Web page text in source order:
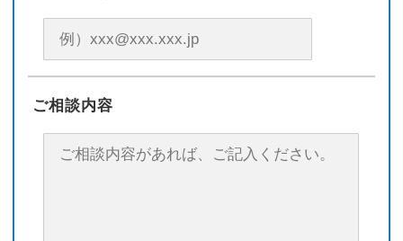
ご相談内容